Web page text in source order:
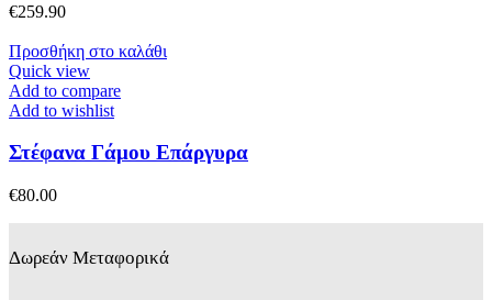
€259.90
Προσθήκη στο καλάθι
Quick view
Add to compare
Add to wishlist
Στέφανα Γάμου Επάργυρα
€80.00
Δωρεάν Μεταφορικά